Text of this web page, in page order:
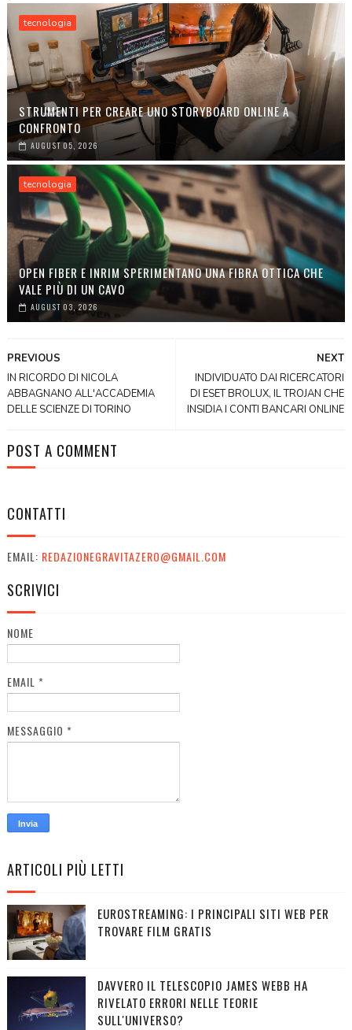
tecnologia
STRUMENTI PER CREARE UNO STORYBOARD ONLINE A
CONFRONTO
AUGUST 05, 2026
tecnologia
OPEN FIBER E INRIM SPERIMENTANO UNA FIBRA OTTICA CHE
VALE PIÙ DI UN CAVO
AUGUST 03, 2026
NEXT
INDIVIDUATO DAI RICERCATORI
DI ESET BROLUX, IL TROJAN CHE
INSIDIA I CONTI BANCARI ONLINE
PREVIOUS
IN RICORDO DI NICOLA
ABBAGNANO ALL'ACCADEMIA
DELLE SCIENZE DI TORINO
POST A COMMENT
CONTATTI
EMAIL: REDAZIONEGRAVITAZERO@GMAIL.COM
SCRIVICI
NOME
EMAIL *
MESSAGGIO *
ARTICOLI PIÙ LETTI
EUROSTREAMING: I PRINCIPALI SITI WEB PER
TROVARE FILM GRATIS
DAVVERO IL TELESCOPIO JAMES WEBB HA
RIVELATO ERRORI NELLE TEORIE
SULL'UNIVERSO?